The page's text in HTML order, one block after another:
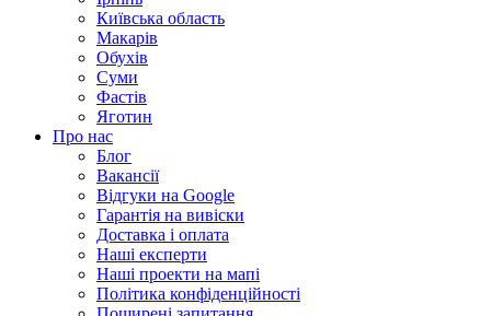
Київська область
Макарів
Обухів
Суми
Фастів
Яготин
Про нас
Блог
Вакансії
Відгуки на Google
Гарантія на вивіски
Доставка і оплата
Наші експерти
Наші проекти на мапі
Політика конфіденційності